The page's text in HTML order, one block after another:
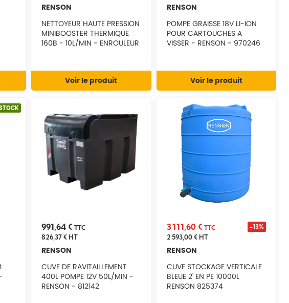
RENSON
NETTOYEUR HAUTE PRESSION
MINIBOOSTER THERMIQUE
160B - 10L/MIN - ENROULEUR
Voir le produit
RENSON
POMPE GRAISSE 18V LI-ION
POUR CARTOUCHES A
VISSER - RENSON - 970246
Voir le produit
991,64 € TTC
826,37 €HT
RENSON
CUVE DE RAVITAILLEMENT
400L POMPE 12V 50L/MIN -
RENSON - 812142
3 111,60 € TTC -13%
2 593,00 €HT
RENSON
CUVE STOCKAGE VERTICALE
BLEUE 2' EN PE 10000L
RENSON 825374